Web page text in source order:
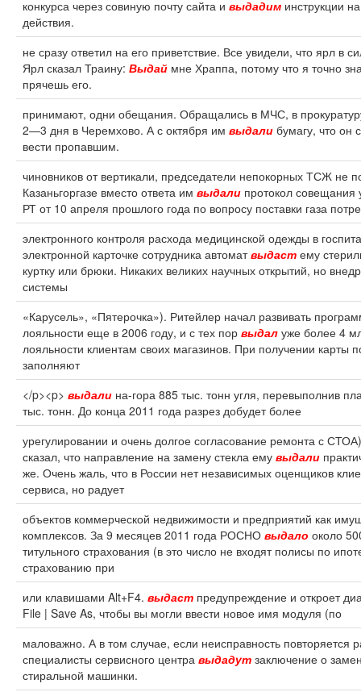
конкурса через совиную почту сайта и выдадим инструкции
действия.
не сразу ответил на его приветствие. Все увидели, что ярл в
Ярл сказал Траину: Выдай мне Храппа, потому что я точно
прячешь его.
принимают, одни обещания. Обращались в МЧС, в
2—3 дня в Черемхово. А с октября им выдали бумагу, что он
вести пропавшим.
чиновников от вертикали, председатели непокорных ТСЖ не
Казаньгоргазе вместо ответа им выдали протокол совещания
РТ от 10 апреля прошлого года по вопросу поставки газа
электронного контроля расхода медицинской одежды в
электронной карточке сотрудника автоматвыдаст ему
куртку или брюки. Никаких великих научных открытий, но
системы
«Карусель», «Пятерочка»). Ритейлер начал развивать
лояльности еще в 2006 году, и с тех пор выдал уже более 4
лояльности клиентам своих магазинов. При получении карты
заполняют
</p><p> выдали на-гора 885 тыс. тонн угля, перевыполнив
тыс. тонн. До конца 2011 года разрез добудет более
урегулировании и очень долгое согласование ремонта с
сказал, что направление на замену стекла ему выдали
же. Очень жаль, что в России нет независимых оценщиков
сервиса, но радует
объектов коммерческой недвижимости и предприятий как
комплексов. За 9 месяцев 2011 года РОСНО выдало около
титульного страхования (в это число не входят полисы по
страхованию при
или клавишами Alt+F4. выдаст предупреждение и откроет
File | Save As, чтобы вы могли ввести новое имя модуля (по
маловажно. А в том случае, если неисправность повторяется
специалисты сервисного центра выдадут заключение о
стиральной машинки.